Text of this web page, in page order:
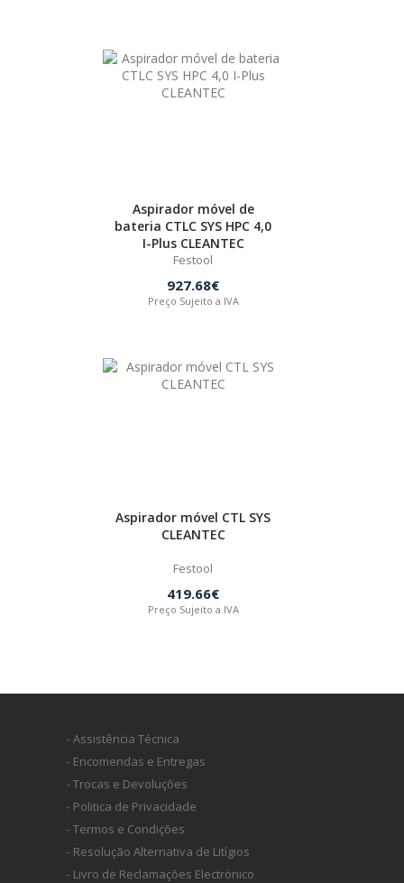
Aspirador móvel de
bateria CTLC SYS HPC 4,0
I-Plus CLEANTEC
Festool
927.68€
Preço Sujeito a IVA
Aspirador móvel CTL SYS
CLEANTEC
Festool
419.66€
Preço Sujeito a IVA
- Assistência Técnica
- Encomendas e Entregas
- Trocas e Devoluções
- Politica de Privacidade
- Termos e Condições
- Resolução Alternativa de Litígios
- Livro de Reclamações Electrónico